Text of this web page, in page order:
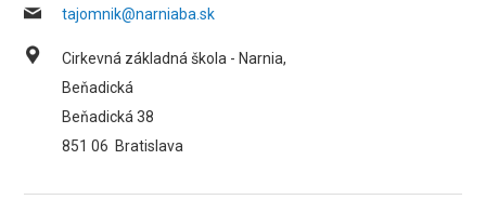
tajomnik@narniaba.sk
Cirkevná základná škola - Narnia,
Beňadická
Beňadická 38
851 06 Bratislava